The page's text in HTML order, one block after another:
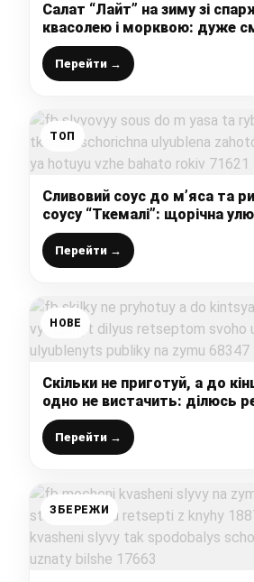
Салат “Лайт” на зиму зі
квасолею і морквою: дуже
заготівля, яка швидко
без оцту)
Перейти →
ТОП
Сливовий соус до м’яса та
соусу “Ткемалі”: щорічна
заготовка на зиму, яку я
років
Перейти →
НОВЕ
Скільки не приготуй, а до
одно не вистачить: ділюсь
улюбленого салату
зиму
Перейти →
ЗБЕРЕЖИ